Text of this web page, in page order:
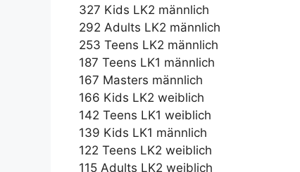
327 Kids LK2 männlich
292 Adults LK2 männlich
253 Teens LK2 männlich
187 Teens LK1 männlich
167 Masters männlich
166 Kids LK2 weiblich
142 Teens LK1 weiblich
139 Kids LK1 männlich
122 Teens LK2 weiblich
115 Adults LK2 weiblich